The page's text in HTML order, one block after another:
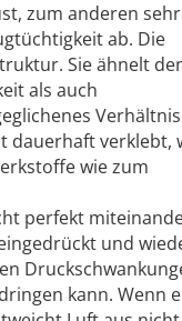
zum anderen sehr
ab. Die
Sie ähnelt
als auch
Verhältnis
dauerhaft verklebt,
wie zum
perfekt
und
kann. Wenn